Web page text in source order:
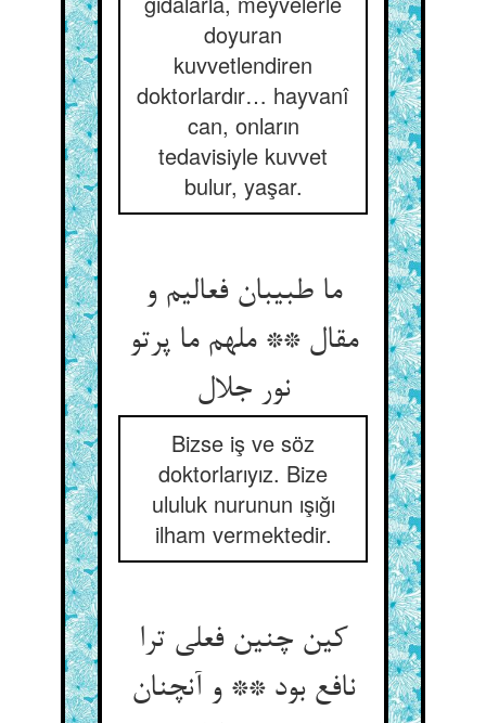
doyuran
kuvvetlendiren
doktorlardır… hayvanî
can, onların
tedavisiyle kuvvet
bulur, yaşar.
ما طبیبان فعالیم و
مقال ** ملهم ما پرتو
نور جلال
Bizse iş ve söz
doktorlarıyız. Bize
ululuk nurunun ışığı
ilham vermektedir.
کین چنین فعلی ترا
نافع بود ** و آنچنان